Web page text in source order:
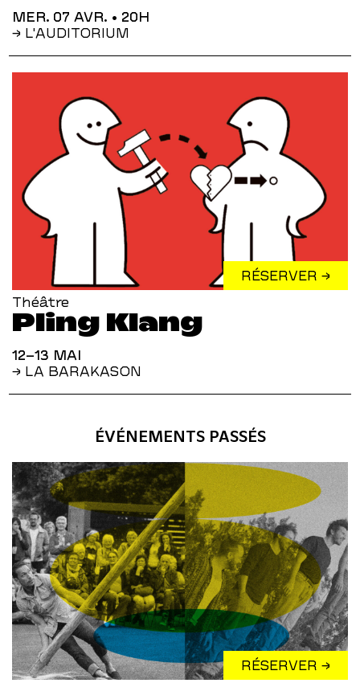
MER. 07 AVR. • 20H
→ L'AUDITORIUM
RÉSERVER →
Théâtre
Pling Klang
12–13 MAI
→ LA BARAKASON
ÉVÉNEMENTS PASSÉS
RÉSERVER →